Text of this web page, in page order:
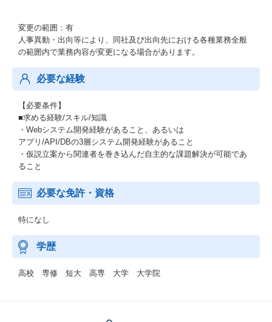
変更の範囲：有
人事異動・出向等により、同社及び出向先における各種業務全般
の範囲内で業務内容が変更になる場合があります。
必要な経験
【必要条件】
■求める経験/スキル/知識
・Webシステム開発経験があること、あるいは
アプリ/API/DBの3層システム開発経験があること
・仮説立案から関連者を巻き込んだ自主的な課題解決が可能であ
ること
必要な免許・資格
特になし
学歴
高校 専修 短大 高専 大学 大学院